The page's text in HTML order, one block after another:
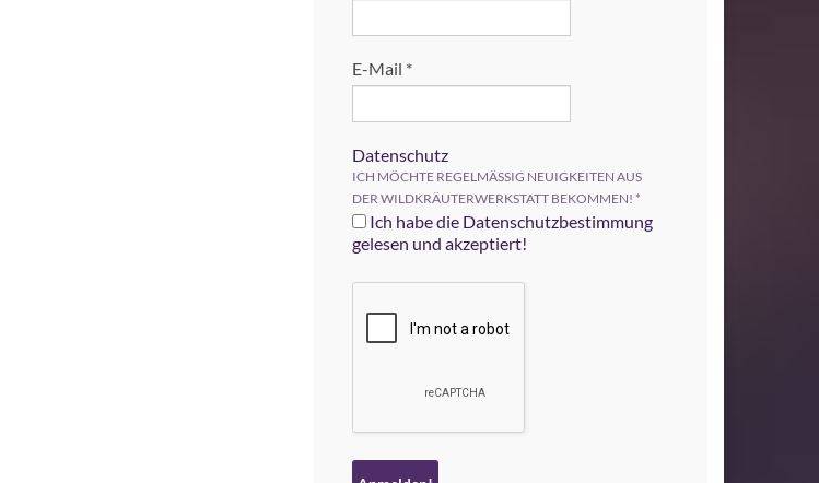
E-Mail *
Datenschutz
ICH MÖCHTE REGELMÄSSIG NEUIGKEITEN AUS
DER WILDKRÄUTERWERKSTATT BEKOMMEN! *
Ich habe die Datenschutzbestimmung
gelesen und akzeptiert!